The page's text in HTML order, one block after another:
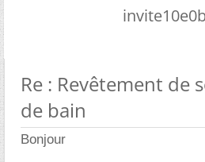
Re : Revêtement de
de bain
Bonjour